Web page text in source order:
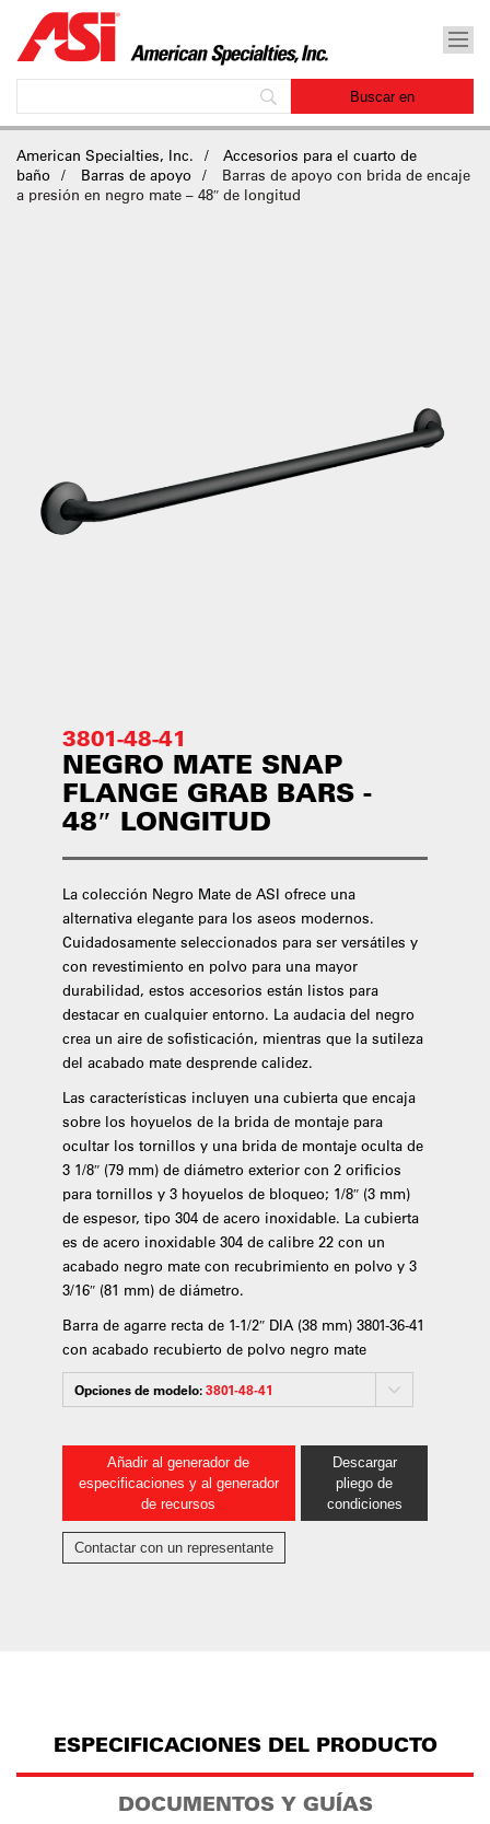
American Specialties, Inc.
Accesorios para el cuarto de
baño
Barras de apoyo
Barras de apoyo con brida de encaje
a presión en negro mate – 48″ de longitud
3801-48-41
NEGRO MATE SNAP
FLANGE GRAB BARS -
48″ LONGITUD
La colección Negro Mate de ASI ofrece una
alternativa elegante para los aseos modernos.
Cuidadosamente seleccionados para ser versátiles y
con revestimiento en polvo para una mayor
durabilidad, estos accesorios están listos para
destacar en cualquier entorno. La audacia del negro
crea un aire de sofisticación, mientras que la sutileza
del acabado mate desprende calidez.
Las características incluyen una cubierta que encaja
sobre los hoyuelos de la brida de montaje para
ocultar los tornillos y una brida de montaje oculta de
3 1/8″ (79 mm) de diámetro exterior con 2 orificios
para tornillos y 3 hoyuelos de bloqueo; 1/8″ (3 mm)
de espesor, tipo 304 de acero inoxidable. La cubierta
es de acero inoxidable 304 de calibre 22 con un
acabado negro mate con recubrimiento en polvo y 3
3/16″ (81 mm) de diámetro.
Barra de agarre recta de 1-1/2″ DIA (38 mm) 3801-36-41
con acabado recubierto de polvo negro mate
Opciones de modelo:3801-48-41
Añadir al generador de
especificaciones y al generador
de recursos
Descargar
pliego de
condiciones
Contactar con un representante
ESPECIFICACIONES DEL PRODUCTO
DOCUMENTOS Y GUÍAS